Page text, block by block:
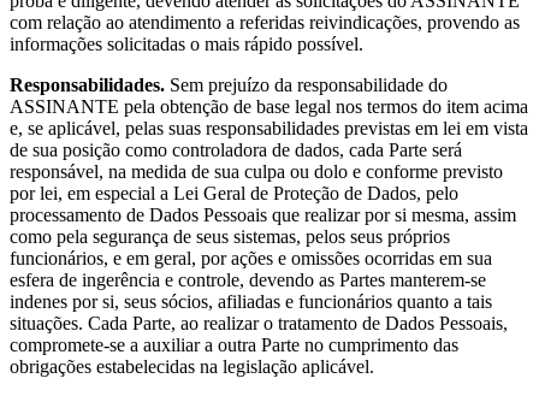
com relação ao atendimento a referidas reivindicações, provendo as
informações solicitadas o mais rápido possível.
Responsabilidades. Sem prejuízo da responsabilidade do
ASSINANTE pela obtenção de base legal nos termos do item acima
e, se aplicável, pelas suas responsabilidades previstas em lei em vista
de sua posição como controladora de dados, cada Parte será
responsável, na medida de sua culpa ou dolo e conforme previsto
por lei, em especial a Lei Geral de Proteção de Dados, pelo
processamento de Dados Pessoais que realizar por si mesma, assim
como pela segurança de seus sistemas, pelos seus próprios
funcionários, e em geral, por ações e omissões ocorridas em sua
esfera de ingerência e controle, devendo as Partes manterem-se
indenes por si, seus sócios, afiliadas e funcionários quanto a tais
situações. Cada Parte, ao realizar o tratamento de Dados Pessoais,
compromete-se a auxiliar a outra Parte no cumprimento das
obrigações estabelecidas na legislação aplicável.